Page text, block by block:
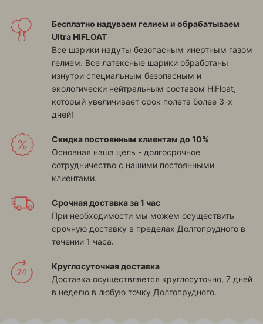
Бесплатно надуваем гелием и обрабатываем
Ultra HIFLOAT
Все шарики надуты безопасным инертным газом
гелием. Все латексные шарики обработаны
изнутри специальным безопасным и
экологически нейтральным составом HiFloat,
который увеличивает срок полета более 3-х
дней!
Скидка постоянным клиентам до 10%
Основная наша цель - долгосрочное
сотрудничество с нашими постоянными
клиентами.
Срочная доставка за 1 час
При необходимости мы можем осуществить
срочную доставку в пределах Долгопрудного в
течении 1 часа.
Круглосуточная доставка
Доставка осуществляется круглосуточно, 7 дней
в неделю в любую точку Долгопрудного.